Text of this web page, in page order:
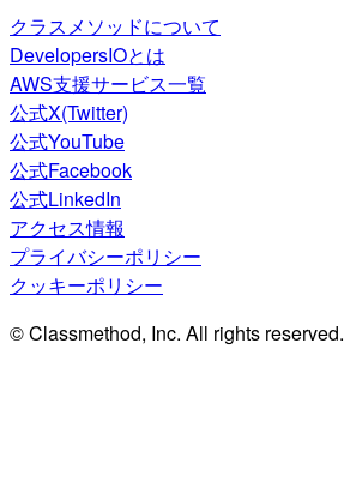
クラスメソッドについて
DevelopersIOとは
AWS支援サービス一覧
公式X(Twitter)
公式YouTube
公式Facebook
公式LinkedIn
アクセス情報
プライバシーポリシー
クッキーポリシー
© Classmethod, Inc. All rights reserved.